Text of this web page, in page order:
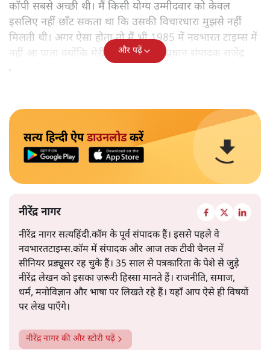
कॉपी सबसे अच्छी थी। मैं किसी योग्य उम्मीदवार को केवल
इसलिए नहीं छाँट सकता था कि उसकी विचारधारा मुझसे नहीं
मिलती थी। अगर ऐसा होता तो मैं भी 1985 में नवभारत टाइम्स में
नहीं आ पाता क्योंकि मेरी और तत्कालीन प्रधान संपादक राजेंद्र
माथुर की विचारधारा बहुत अलग थी।
और पढ़ें
सत्य हिन्दी ऐपडाउनलोडकरें
नीरेंद्र नागर
नीरेंद्र नागर सत्यहिंदी.कॉम के पूर्व संपादक हैं। इससे पहले वे
नवभारतटाइम्स.कॉम में संपादक और आज तक टीवी चैनल में
सीनियर प्रड्यूसर रह चुके हैं। 35 साल से पत्रकारिता के पेशे से जुड़े
नीरेंद्र लेखन को इसका ज़रूरी हिस्सा मानते हैं। राजनीति, समाज,
धर्म, मनोविज्ञान और भाषा पर लिखते रहे हैं। यहाँ आप ऐसे ही विषयों
पर लेख पाएँगे।
नीरेंद्र नागर की और स्टोरी पढ़ें